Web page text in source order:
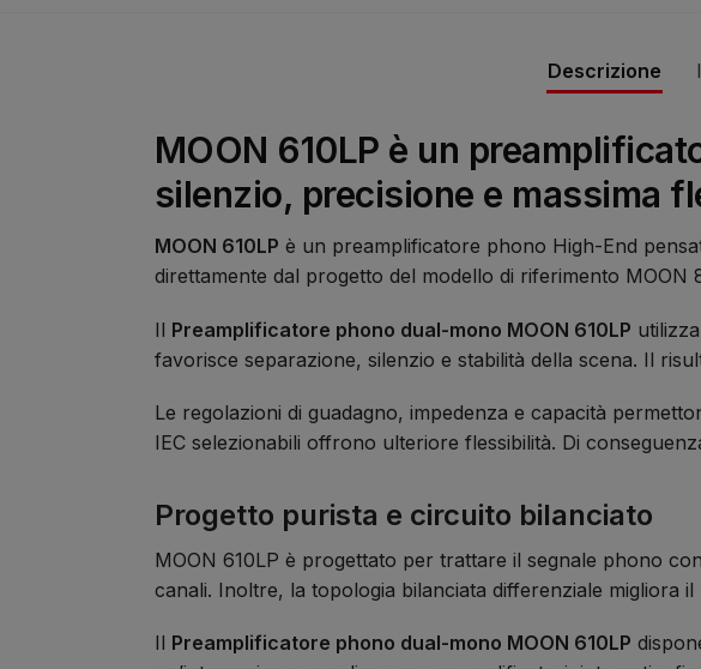
Descrizione
MOON 610LP è un
silenzio, precisione e massima
MOON 610LP è un preamplificatore phono High-End
direttamente dal progetto del modello di riferimento MOON
Il Preamplificatore phono dual-mono MOON 610LP
favorisce separazione, silenzio e stabilità della scena. Il
Le regolazioni di guadagno, impedenza e capacità
IEC selezionabili offrono ulteriore flessibilità. Di
Progetto purista e circuito bilanciato
MOON 610LP è progettato per trattare il segnale phono
canali. Inoltre, la topologia bilanciata differenziale migliora
Il Preamplificatore phono dual-mono MOON 610LP